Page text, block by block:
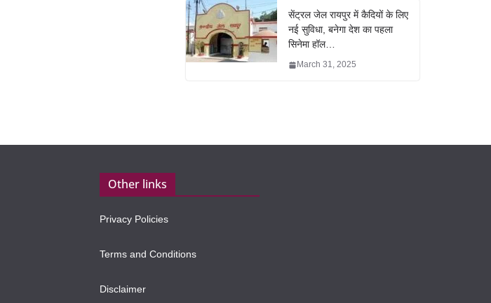
सेंट्रल जेल रायपुर में कैदियों के लिए
नई सुविधा, बनेगा देश का पहला
सिनेमा हॉल…
March 31, 2025
Other links
Privacy Policies
Terms and Conditions
Disclaimer